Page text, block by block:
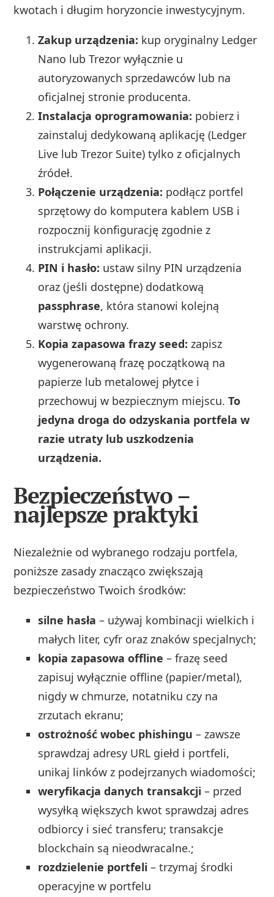
kwotach i długim horyzoncie inwestycyjnym.
Zakup urządzenia: kup oryginalny Ledger
Nano lub Trezor wyłącznie u
autoryzowanych sprzedawców lub na
oficjalnej stronie producenta.
Instalacja oprogramowania: pobierz i
zainstaluj dedykowaną aplikację (Ledger
Live lub Trezor Suite) tylko z oficjalnych
źródeł.
Połączenie urządzenia: podłącz portfel
sprzętowy do komputera kablem USB i
rozpocznij konfigurację zgodnie z
instrukcjami aplikacji.
PIN i hasło: ustaw silny PIN urządzenia
oraz (jeśli dostępne) dodatkową
passphrase, która stanowi kolejną
warstwę ochrony.
Kopia zapasowa frazy seed: zapisz
wygenerowaną frazę początkową na
papierze lub metalowej płytce i
przechowuj w bezpiecznym miejscu.To
jedyna droga do odzyskania portfela w
razie utraty lub uszkodzenia
urządzenia.
Bezpieczeństwo –
najlepsze praktyki
Niezależnie od wybranego rodzaju portfela,
poniższe zasady znacząco zwiększają
bezpieczeństwo Twoich środków:
silne hasła – używaj kombinacji wielkich i
małych liter, cyfr oraz znaków specjalnych;
kopia zapasowa offline – frazę seed
zapisuj wyłącznie offline (papier/metal),
nigdy w chmurze, notatniku czy na
zrzutach ekranu;
ostrożność wobec phishingu – zawsze
sprawdzaj adresy URL giełd i portfeli,
unikaj linków z podejrzanych wiadomości;
weryfikacja danych transakcji – przed
wysyłką większych kwot sprawdzaj adres
odbiorcy i sieć transferu; transakcje
blockchain są nieodwracalne.;
rozdzielenie portfeli – trzymaj środki
operacyjne w portfelu